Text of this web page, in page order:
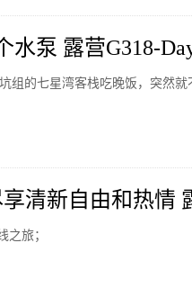
水泵 露营G318-
组的七星湾客栈吃晚饭，突然
清新自由和热情
之旅；